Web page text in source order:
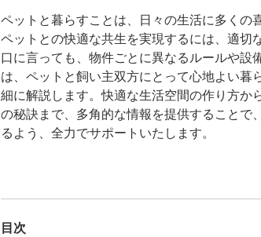
ペットと暮らすことは、日々の生活に多くの
ペットとの快適な共生を実現するには、適切
口に言っても、物件ごとに異なるルールや
は、ペットと飼い主双方にとって心地よい
細に解説します。快適な生活空間の作り方か
の秘訣まで、多角的な情報を提供することで
るよう、全力でサポートいたします。
目次